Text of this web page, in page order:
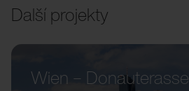
Další projekty
Wien – Donauterasse